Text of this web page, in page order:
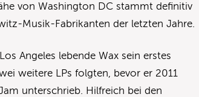
von Washington DC stammt definitiv
Musik-Fabrikanten der letzten Jahre.
Angeles lebende Wax sein erstes
weitere LPs folgten, bevor er 2011
unterschrieb. Hilfreich bei den